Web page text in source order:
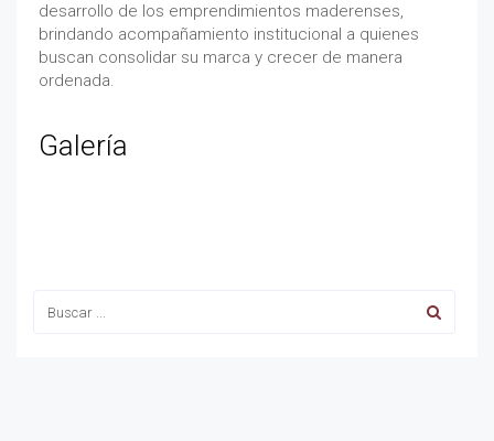
desarrollo de los emprendimientos maderenses,
brindando acompañamiento institucional a quienes
buscan consolidar su marca y crecer de manera
ordenada.
Galería